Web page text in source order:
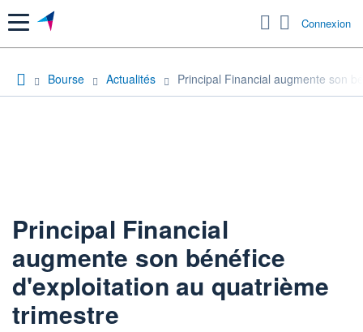
Menu Connexion
Bourse Actualités Principal Financial augmente son
Principal Financial
augmente son bénéfice
d'exploitation au quatrième
trimestre